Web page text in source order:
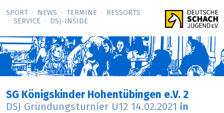
SPORT NEWS TERMINE
RESSORTS
SERVICE
DSJ-­INSIDE
SG Königskinder Hohentübingen e.V. 2
DSJ Gründungsturnier U12 14.02.2021 in